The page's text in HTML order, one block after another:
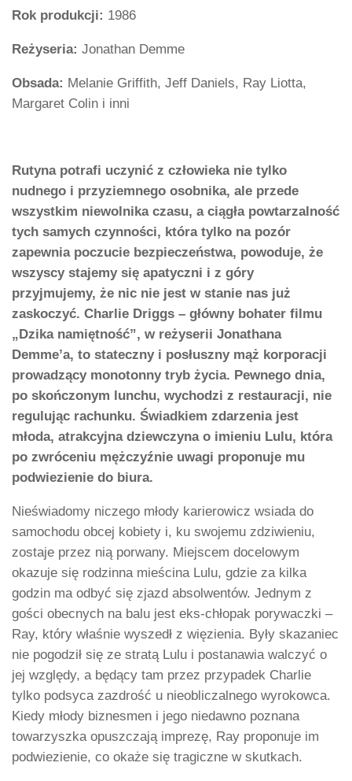
Rok produkcji: 1986
Reżyseria: Jonathan Demme
Obsada: Melanie Griffith, Jeff Daniels, Ray Liotta,
Margaret Colin i inni
Rutyna potrafi uczynić z człowieka nie tylko
nudnego i przyziemnego osobnika, ale przede
wszystkim niewolnika czasu, a ciągła powtarzalność
tych samych czynności, która tylko na pozór
zapewnia poczucie bezpieczeństwa, powoduje, że
wszyscy stajemy się apatyczni i z góry
przyjmujemy, że nic nie jest w stanie nas już
zaskoczyć. Charlie Driggs – główny bohater filmu
„Dzika namiętność”, w reżyserii Jonathana
Demme’a, to stateczny i posłuszny mąż korporacji
prowadzący monotonny tryb życia. Pewnego dnia,
po skończonym lunchu, wychodzi z restauracji, nie
regulując rachunku. Świadkiem zdarzenia jest
młoda, atrakcyjna dziewczyna o imieniu Lulu, która
po zwróceniu mężczyźnie uwagi proponuje mu
podwiezienie do biura.
Nieświadomy niczego młody karierowicz wsiada do
samochodu obcej kobiety i, ku swojemu zdziwieniu,
zostaje przez nią porwany. Miejscem docelowym
okazuje się rodzinna mieścina Lulu, gdzie za kilka
godzin ma odbyć się zjazd absolwentów. Jednym z
gości obecnych na balu jest eks-chłopak porywaczki –
Ray, który właśnie wyszedł z więzienia. Były skazaniec
nie pogodził się ze stratą Lulu i postanawia walczyć o
jej względy, a będący tam przez przypadek Charlie
tylko podsyca zazdrość u nieobliczalnego wyrokowca.
Kiedy młody biznesmen i jego niedawno poznana
towarzyszka opuszczają imprezę, Ray proponuje im
podwiezienie, co okaże się tragiczne w skutkach.